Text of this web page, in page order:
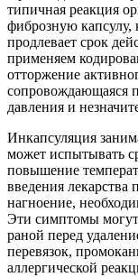
типичная реакция
фиброзную капсулу,
продлевает срок
применяем
отторжение
сопровождающаяся
давления и
Инкапсуляция
может испытывать
повышение
введения лекарства
нагноение,
Эти симптомы
раной перед
перевязок,
аллергической